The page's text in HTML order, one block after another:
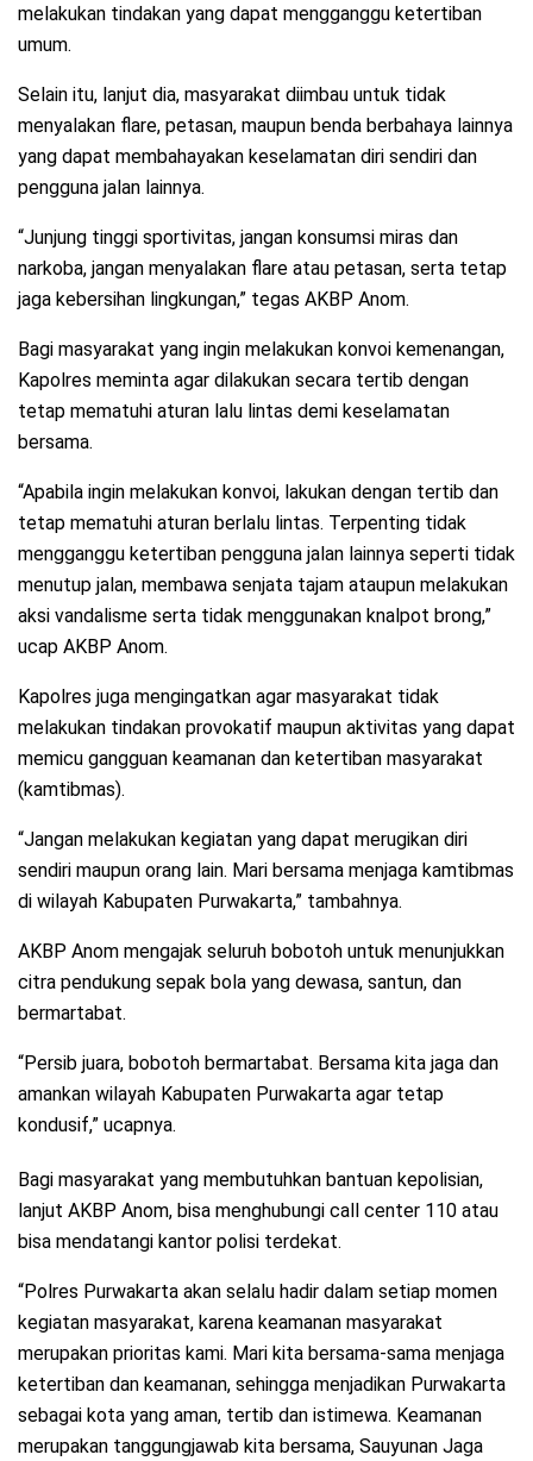
melakukan tindakan yang dapat mengganggu ketertiban
umum.
Selain itu, lanjut dia, masyarakat diimbau untuk tidak
menyalakan flare, petasan, maupun benda berbahaya lainnya
yang dapat membahayakan keselamatan diri sendiri dan
pengguna jalan lainnya.
“Junjung tinggi sportivitas, jangan konsumsi miras dan
narkoba, jangan menyalakan flare atau petasan, serta tetap
jaga kebersihan lingkungan,” tegas AKBP Anom.
Bagi masyarakat yang ingin melakukan konvoi kemenangan,
Kapolres meminta agar dilakukan secara tertib dengan
tetap mematuhi aturan lalu lintas demi keselamatan
bersama.
“Apabila ingin melakukan konvoi, lakukan dengan tertib dan
tetap mematuhi aturan berlalu lintas. Terpenting tidak
mengganggu ketertiban pengguna jalan lainnya seperti tidak
menutup jalan, membawa senjata tajam ataupun melakukan
aksi vandalisme serta tidak menggunakan knalpot brong,”
ucap AKBP Anom.
Kapolres juga mengingatkan agar masyarakat tidak
melakukan tindakan provokatif maupun aktivitas yang dapat
memicu gangguan keamanan dan ketertiban masyarakat
(kamtibmas).
“Jangan melakukan kegiatan yang dapat merugikan diri
sendiri maupun orang lain. Mari bersama menjaga kamtibmas
di wilayah Kabupaten Purwakarta,” tambahnya.
AKBP Anom mengajak seluruh bobotoh untuk menunjukkan
citra pendukung sepak bola yang dewasa, santun, dan
bermartabat.
“Persib juara, bobotoh bermartabat. Bersama kita jaga dan
amankan wilayah Kabupaten Purwakarta agar tetap
kondusif,” ucapnya.
Bagi masyarakat yang membutuhkan bantuan kepolisian,
lanjut AKBP Anom, bisa menghubungi call center 110 atau
bisa mendatangi kantor polisi terdekat.
“Polres Purwakarta akan selalu hadir dalam setiap momen
kegiatan masyarakat, karena keamanan masyarakat
merupakan prioritas kami. Mari kita bersama-sama menjaga
ketertiban dan keamanan, sehingga menjadikan Purwakarta
sebagai kota yang aman, tertib dan istimewa. Keamanan
merupakan tanggungjawab kita bersama, Sauyunan Jaga